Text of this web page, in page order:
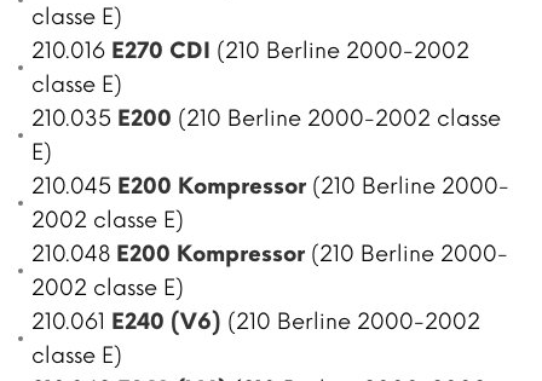
classe E)
210.016 E270 CDI (210 Berline 2000-2002
classe E)
210.035 E200 (210 Berline 2000-2002 classe
E)
210.045 E200 Kompressor (210 Berline 2000-
2002 classe E)
210.048 E200 Kompressor (210 Berline 2000-
2002 classe E)
210.061 E240 (V6) (210 Berline 2000-2002
classe E)